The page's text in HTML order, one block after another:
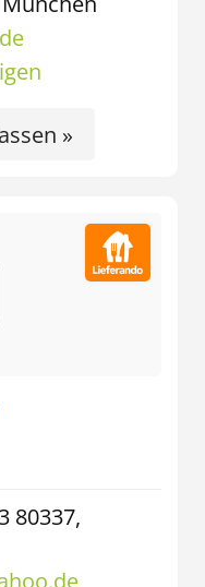
»
80337,